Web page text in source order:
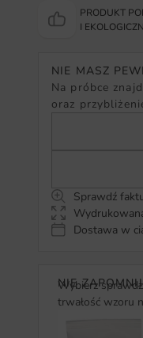
PRODUKT
I
NIE MASZ
Na próbce
oraz
Sprawdź
Dostawa w
NIE
Wybierz
trwałość wzoru